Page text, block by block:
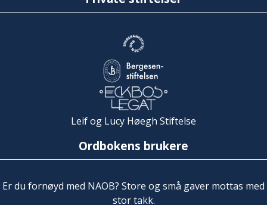
Leif og Lucy Høegh Stiftelse
Ordbokens brukere
Er du fornøyd med NAOB? Store og små gaver mottas med
stor takk.